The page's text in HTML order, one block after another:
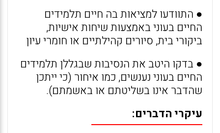
● התוודעו למציאות בה חיים תלמידים
החיים בעוני באמצעות שיחות אישיות,
ביקורי בית, סיורים קהילתיים או חומרי עיון
● בדקו היטב את הנסיבות שבגללן תלמידים
החיים בעוני נענשים, כמו איחור (כי ייתכן
שהדבר אינו בשליטתם או באשמתם).
עיקרי הדברים: